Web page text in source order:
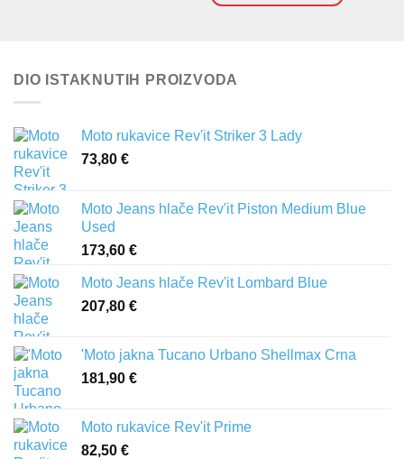
odabrati
na
proizvoda
DIO ISTAKNUTIH PROIZVODA
Moto rukavice Rev'it Striker 3 Lady
73,80 €
Moto Jeans hlače Rev'it Piston Medium Blue
Used
173,60 €
Moto Jeans hlače Rev'it Lombard Blue
207,80 €
'Moto jakna Tucano Urbano Shellmax Crna
181,90 €
Moto rukavice Rev'it Prime
82,50 €